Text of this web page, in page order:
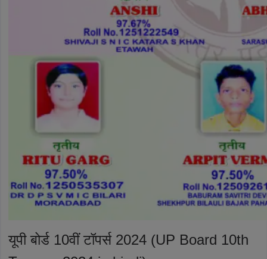
यूपी बोर्ड 10वीं टॉपर्स 2024 (UP Board 10th